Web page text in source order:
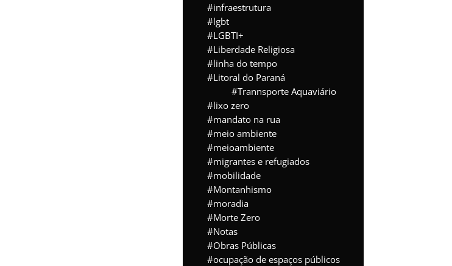
infraestrutura
lgbt
LGBTI+
Liberdade Religiosa
linha do tempo
Litoral do Paraná
Trannsporte Aquaviário
lixo zero
mandato na rua
meio ambiente
meioambiente
migrantes e refugiados
mobilidade
Montanhismo
moradia
Morte Zero
Notas
Obras Públicas
ocupação de espaços públicos